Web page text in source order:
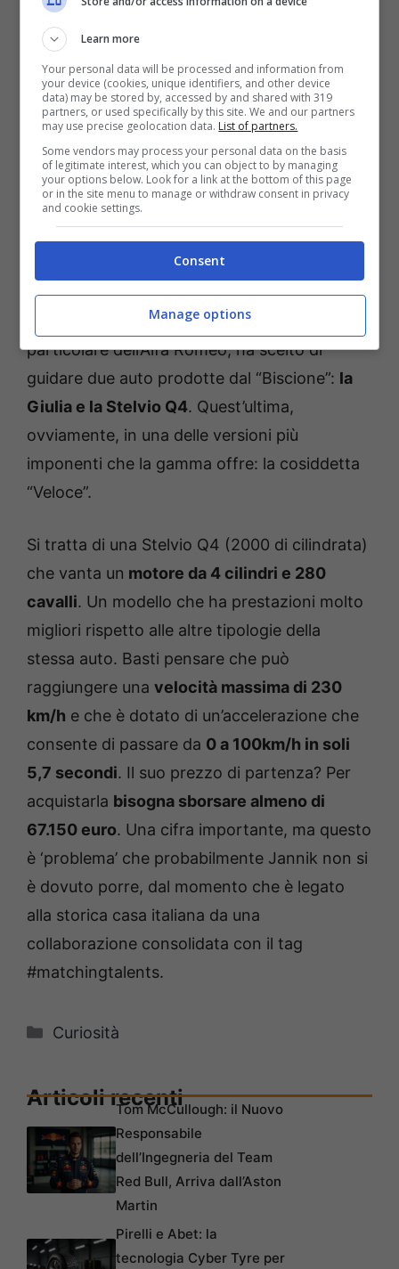
Alfa Romeo Giulia (Stellantis Media Press) – Fuoristrada.it
Già! Perché il nativo di San Candido, essendo
un amante dei marchi italiani, ed in
particolare dell’Alfa Romeo, ha scelto di
guidare due auto prodotte dal “Biscione”: la
Giulia e la Stelvio Q4. Quest’ultima,
ovviamente, in una delle versioni più
imponenti che la gamma offre: la cosiddetta
“Veloce”.
Si tratta di una Stelvio Q4 (2000 di cilindrata)
che vanta un motore da 4 cilindri e 280
cavalli. Un modello che ha prestazioni molto
migliori rispetto alle altre tipologie della
stessa auto. Basti pensare che può
raggiungere una velocità massima di 230
km/h e che è dotato di un’accelerazione che
consente di passare da 0 a 100km/h in soli
5,7 secondi. Il suo prezzo di partenza? Per
acquistarla bisogna sborsare almeno di
67.150 euro. Una cifra importante, ma questo
è ‘problema’ che probabilmente Jannik non si
è dovuto porre, dal momento che è legato
alla storica casa italiana da una
collaborazione consolidata con il tag
#matchingtalents.
Categorie
Curiosità
Articoli recentiTom McCullough: il Nuovo
Responsabile
dell’Ingegneria del Team
Red Bull, Arriva dall’Aston
Martin
Pirelli e Abet: la
tecnologia Cyber Tyre per
Learn more
Your personal data will be processed and information from
your device (cookies, unique identifiers, and other device
data) may be stored by, accessed by and shared with 319
partners, or used specifically by this site. We and our partners
may use precise geolocation data. List of partners.
Some vendors may process your personal data on the basis
of legitimate interest, which you can object to by managing
your options below. Look for a link at the bottom of this page
or in the site menu to manage or withdraw consent in privacy
and cookie settings.
Consent
Manage options